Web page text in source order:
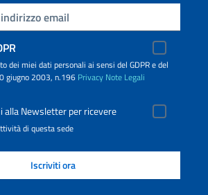
dei miei dati personali ai sensi del GDPR e del
giugno 2003, n.196 Privacy Note Legali
alla Newsletter per ricevere
di questa sede